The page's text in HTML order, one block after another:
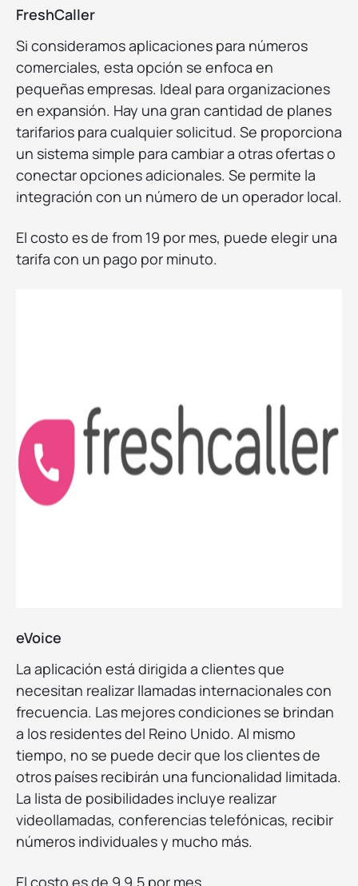
FreshCaller
Si consideramos aplicaciones para números
comerciales, esta opción se enfoca en
pequeñas empresas. Ideal para organizaciones
en expansión. Hay una gran cantidad de planes
tarifarios para cualquier solicitud. Se proporciona
un sistema simple para cambiar a otras ofertas o
conectar opciones adicionales. Se permite la
integración con un número de un operador local.
El costo es de from 19 por mes, puede elegir una
tarifa con un pago por minuto.
eVoice
La aplicación está dirigida a clientes que
necesitan realizar llamadas internacionales con
frecuencia. Las mejores condiciones se brindan
a los residentes del Reino Unido. Al mismo
tiempo, no se puede decir que los clientes de
otros países recibirán una funcionalidad limitada.
La lista de posibilidades incluye realizar
videollamadas, conferencias telefónicas, recibir
números individuales y mucho más.